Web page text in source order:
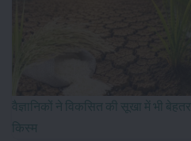
वैज्ञानिकों ने विकसित की सूखा में भी
किस्म